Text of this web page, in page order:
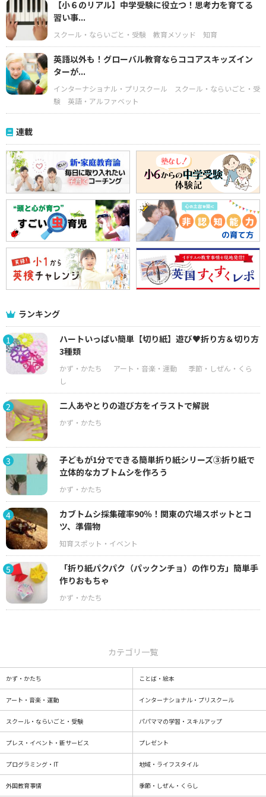
【小６のリアル】中学受験に役立つ！思考力を育てる
習い事...
スクール・ならいごと・受験 教育メソッド 知育
英語以外も！グローバル教育ならココアスキッズイン
ターが...
インターナショナル・プリスクール
スクール・ならいごと・受
験
英語・アルファベット
連載
ランキング
1
ハートいっぱい簡単【切り紙】遊び♥折り方＆切り方
3種類
2 二人あやとりの遊び方をイラストで解説
3
子どもが1分でできる簡単折り紙シリーズ③折り紙で
立体的なカブトムシを作ろう
4
カブトムシ採集確率90％！関東の穴場スポットとコ
ツ、準備物
5
「折り紙パクパク（パックンチョ）の作り方」簡単手
作りおもちゃ
カテゴリ一覧
かず・かたち ことば・絵本
アート・音楽・運動 インターナショナル・プリスクール
スクール・ならいごと・受験 パパママの学習・スキルアップ
プレス・イベント・新サービス プレゼント
プログラミング・IT 地域・ライフスタイル
外国教育事情 季節・しぜん・くらし